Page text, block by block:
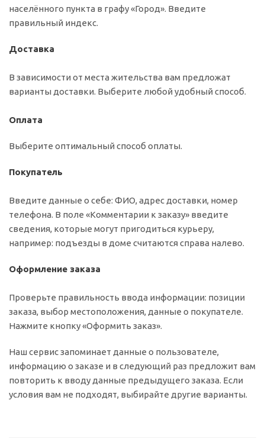
населённого пункта в графу «Город». Введите
правильный индекс.
Доставка
В зависимости от места жительства вам предложат
варианты доставки. Выберите любой удобный способ.
Оплата
Выберите оптимальный способ оплаты.
Покупатель
Введите данные о себе: ФИО, адрес доставки, номер
телефона. В поле «Комментарии к заказу» введите
сведения, которые могут пригодиться курьеру,
например: подъезды в доме считаются справа налево.
Оформление заказа
Проверьте правильность ввода информации: позиции
заказа, выбор местоположения, данные о покупателе.
Нажмите кнопку «Оформить заказ».
Наш сервис запоминает данные о пользователе,
информацию о заказе и в следующий раз предложит вам
повторить к вводу данные предыдущего заказа. Если
условия вам не подходят, выбирайте другие варианты.